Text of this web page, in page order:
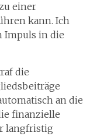
einer
kann. Ich
Impuls in die
die
an die
finanzielle
langfristig